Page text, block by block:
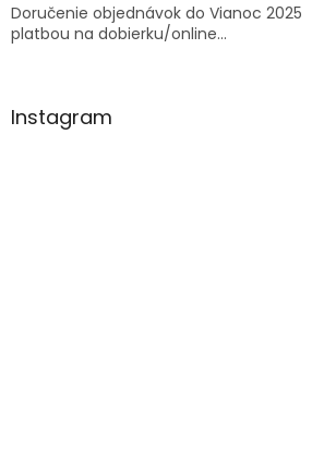
Doručenie objednávok do Vianoc 2025
platbou na dobierku/online...
Instagram